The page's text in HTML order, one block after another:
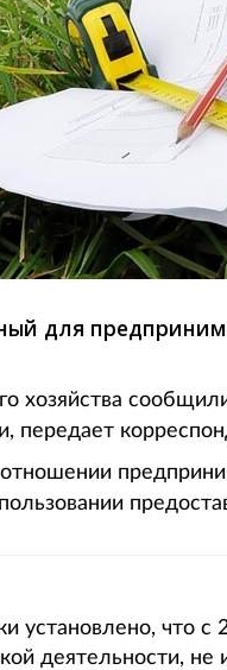
для
хозяйства
передает
установлено, что с
деятельности, не